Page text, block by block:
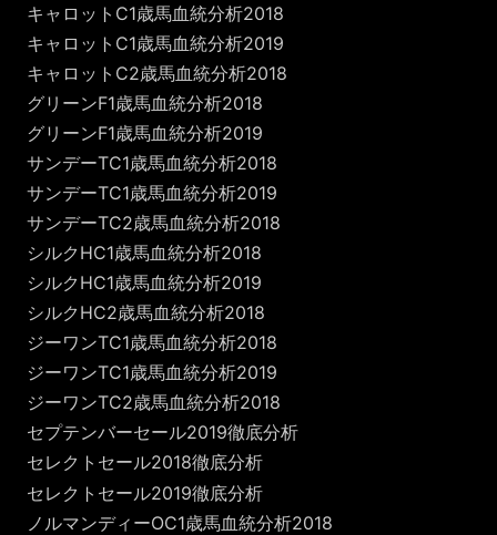
キャロットC1歳馬血統分析2018
キャロットC1歳馬血統分析2019
キャロットC2歳馬血統分析2018
グリーンF1歳馬血統分析2018
グリーンF1歳馬血統分析2019
サンデーTC1歳馬血統分析2018
サンデーTC1歳馬血統分析2019
サンデーTC2歳馬血統分析2018
シルクHC1歳馬血統分析2018
シルクHC1歳馬血統分析2019
シルクHC2歳馬血統分析2018
ジーワンTC1歳馬血統分析2018
ジーワンTC1歳馬血統分析2019
ジーワンTC2歳馬血統分析2018
セプテンバーセール2019徹底分析
セレクトセール2018徹底分析
セレクトセール2019徹底分析
ノルマンディーOC1歳馬血統分析2018